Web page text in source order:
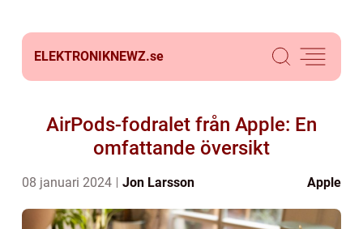
ELEKTRONIKNEWZ.se
AirPods-fodralet från Apple: En
omfattande översikt
08 januari 2024 Jon Larsson Apple